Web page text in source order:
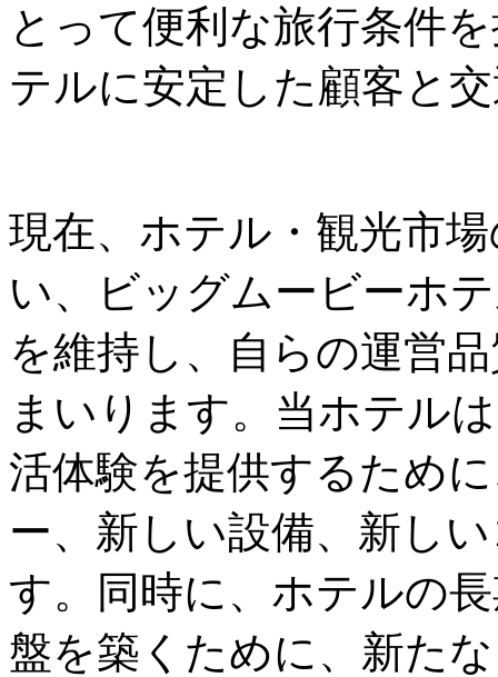
とって便利な旅行条件
テルに安定した顧客と
現在、ホテル・観光市
い、ビッグムービーホ
を維持し、自らの運営
まいります。当ホテル
活体験を提供するため
ー、新しい設備、新し
す。同時に、ホテルの
盤を築くために、新た